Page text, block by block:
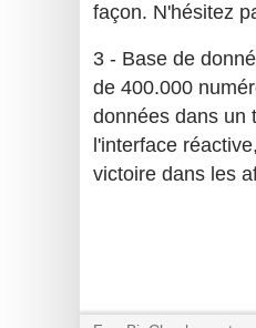
façon. N'hésitez
3 - Base de
de 400.000
données dans un
l'interface
victoire dans les